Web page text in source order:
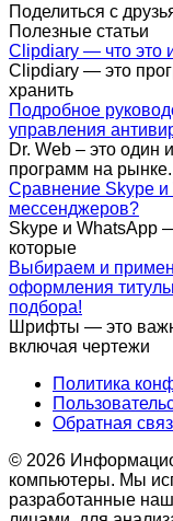
Поделиться с
Полезные статьи
Clipdiary — что это
Clipdiary — это
хранить
Подробное
управления
Dr. Web – это один
программ на рынке.
Сравнение Skype
мессенджеров?
Skype и WhatsApp
которые
Выбираем и
оформления
подбора!
Шрифты — это
включая чертежи
Политика
Обратная
© 2026
компьютеры. Мы
разработанные